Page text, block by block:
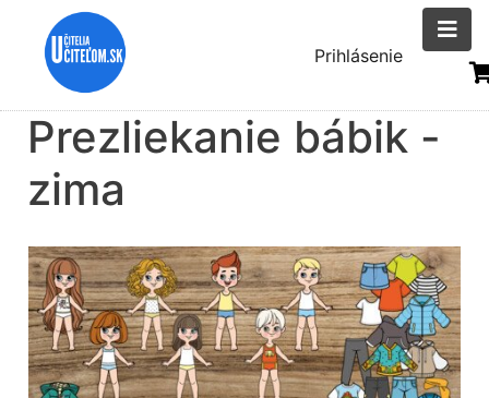
Menu
účtu
Prihlásenie
Prezliekanie bábik -
zima